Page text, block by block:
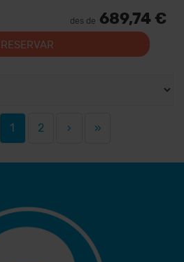
des de 689,74 €
RESERVAR
1 2 › »